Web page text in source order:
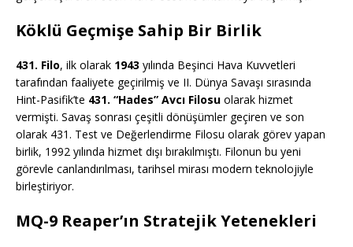
Köklü Geçmişe Sahip Bir Birlik
431. Filo, ilk olarak 1943 yılında Beşinci Hava Kuvvetleri
tarafından faaliyete geçirilmiş ve II. Dünya Savaşı sırasında
Hint-Pasifik’te 431. “Hades” Avcı Filosu olarak hizmet
vermişti. Savaş sonrası çeşitli dönüşümler geçiren ve son
olarak 431. Test ve Değerlendirme Filosu olarak görev yapan
birlik, 1992 yılında hizmet dışı bırakılmıştı. Filonun bu yeni
görevle canlandırılması, tarihsel mirası modern teknolojiyle
birleştiriyor.
MQ-9 Reaper’ın Stratejik Yetenekleri